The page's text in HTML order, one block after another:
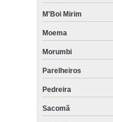
M'Boi Mirim
Moema
Morumbi
Parelheiros
Pedreira
Sacomã